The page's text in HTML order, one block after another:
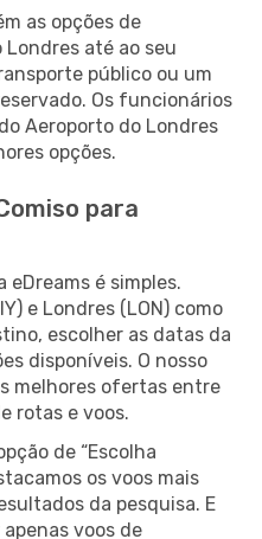
as opções de
até ao seu
público ou um
Os funcionários
Aeroporto do Londres
opções.
para
eDreams é simples.
e Londres (LON) como
escolher as datas da
disponíveis. O nosso
melhores ofertas entre
rotas e voos.
de “Escolha
os voos mais
da pesquisa. E
voos de